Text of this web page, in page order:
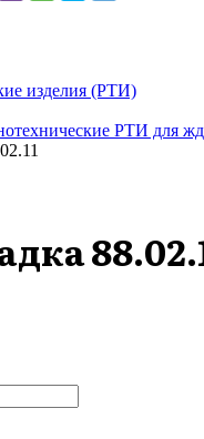
изделия (РТИ)
РТИ для жд